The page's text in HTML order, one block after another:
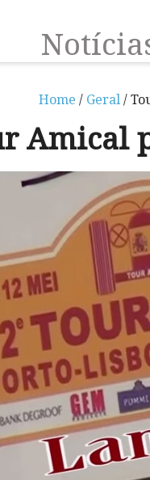
Home / Geral/
Amical